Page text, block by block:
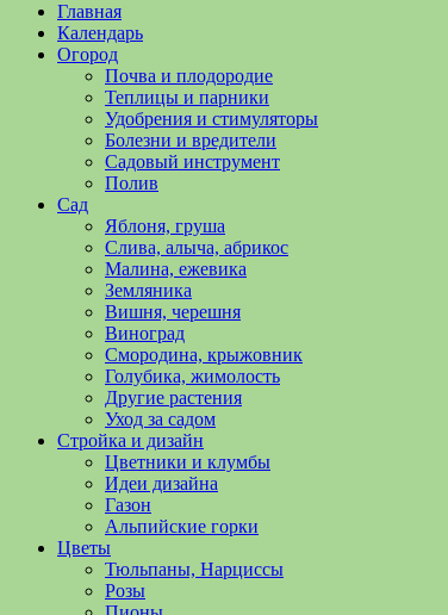
Садоводство
Огородничество
Садоводство
огородничество
полезные
уходу
овощами,
растениями
Поможем
обустройстве
выращивании
Главная
Календарь
Огород
Почва и плодородие
Теплицы и парники
Удобрения и стимуляторы
Болезни и вредители
Садовый инструмент
Полив
Сад
Яблоня, груша
Слива, алыча, абрикос
Малина, ежевика
Земляника
Вишня, черешня
Виноград
Смородина, крыжовник
Голубика, жимолость
Другие растения
Уход за садом
Стройка и дизайн
Цветники и клумбы
Идеи дизайна
Газон
Альпийские горки
Цветы
Тюльпаны, Нарциссы
Розы